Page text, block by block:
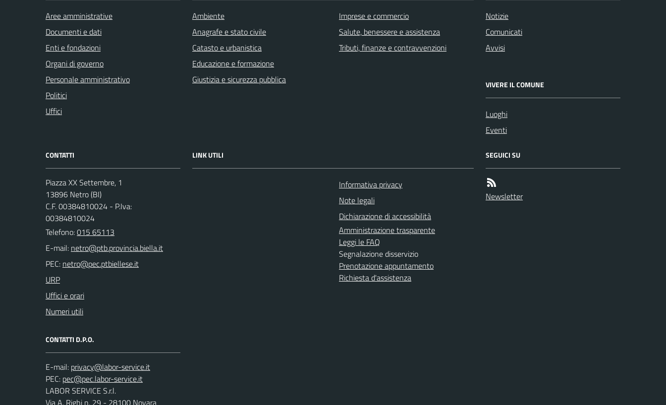
Aree amministrative
Documenti e dati
Enti e fondazioni
Organi di governo
Personale amministrativo
Politici
Uffici
Ambiente
Anagrafe e stato civile
Catasto e urbanistica
Educazione e formazione
Giustizia e sicurezza pubblica
Imprese e commercio
Salute, benessere e assistenza
Tributi, finanze e contravvenzioni
Notizie
Comunicati
Avvisi
VIVERE IL COMUNE
Luoghi
Eventi
CONTATTI
Piazza XX Settembre, 1
13896 Netro (BI)
C.F. 00384810024 - P.Iva:
00384810024
Telefono:015 65113
E-mail:
PEC:
URP
Uffici e orari
Numeri utili
CONTATTI D.P.O.
E-mail:
PEC:
LABOR SERVICE S.r.l.
Via A. Righi n. 29 - 28100 Novara
LINK UTILI
Informativa privacy
Note legali
Dichiarazione di accessibilità
Amministrazione trasparente
Leggi le FAQ
Segnalazione disservizio
Prenotazione appuntamento
Richiesta d'assistenza
SEGUICI SU
Newsletter